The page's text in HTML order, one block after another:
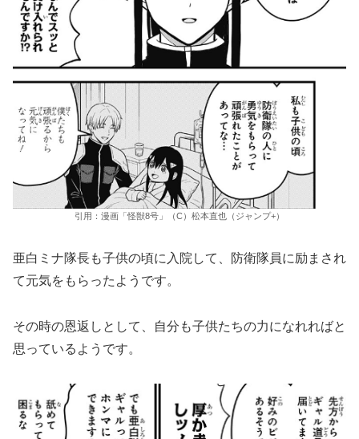
引用：漫画「怪獣8号」（C）松本直也（ジャンプ+）
亜白ミナ隊長も子供の頃に入院して、防衛隊員に励まされ
て元気をもらったようです。
その時の恩返しとして、自分も子供たちの力になれればと
思っているようです。